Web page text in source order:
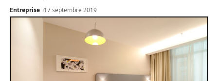
Entreprise 17 septembre 2019